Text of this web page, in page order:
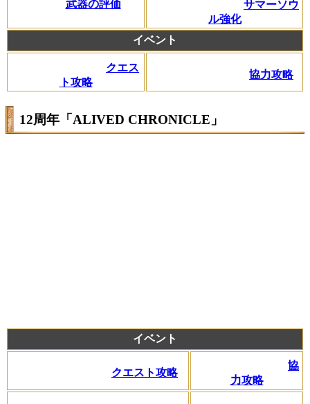
武器の評価
サマーソウ
ル強化
イベント
クエス
ト攻略
協力攻略
12周年「ALIVED CHRONICLE」
イベント
クエスト攻略
協
力攻略